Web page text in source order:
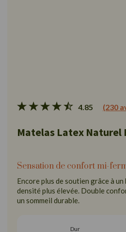
4.85 (230
Matelas Latex Naturel
Sensation de confort mi-
Encore plus de soutien grâce à
densité plus élevée. Double
un sommeil durable.
Dur